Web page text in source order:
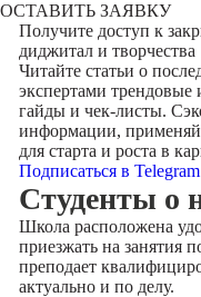
ОСТАВИТЬ ЗАЯВКУ
Получите доступ к
диджитал и творчества
Читайте статьи о
экспертами
гайды и чек-листы.
информации,
для старта и роста в
Подписаться в Telegram
Cтуденты о
Школа расположена
приезжать на занятия
преподает
актуально и по делу.